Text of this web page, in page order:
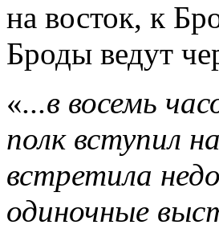
на восток, к
Броды ведут
«...в восемь
полк вступил
встретила
одиночные